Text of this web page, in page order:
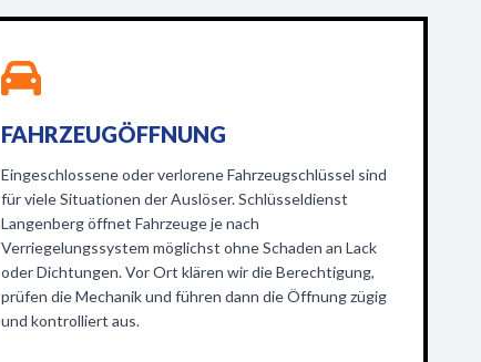
FAHRZEUGÖFFNUNG
Eingeschlossene oder verlorene Fahrzeugschlüssel sind
für viele Situationen der Auslöser. Schlüsseldienst
Langenberg öffnet Fahrzeuge je nach
Verriegelungssystem möglichst ohne Schaden an Lack
oder Dichtungen. Vor Ort klären wir die Berechtigung,
prüfen die Mechanik und führen dann die Öffnung zügig
und kontrolliert aus.